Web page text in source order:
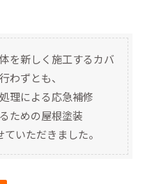
を新しく施工するカバ
わずとも、
理による応急補修
ための屋根塗装
いただきました。